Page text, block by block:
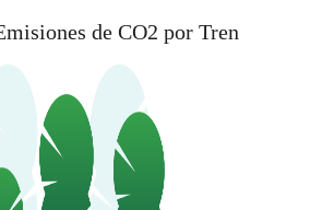
de CO2 por Tren